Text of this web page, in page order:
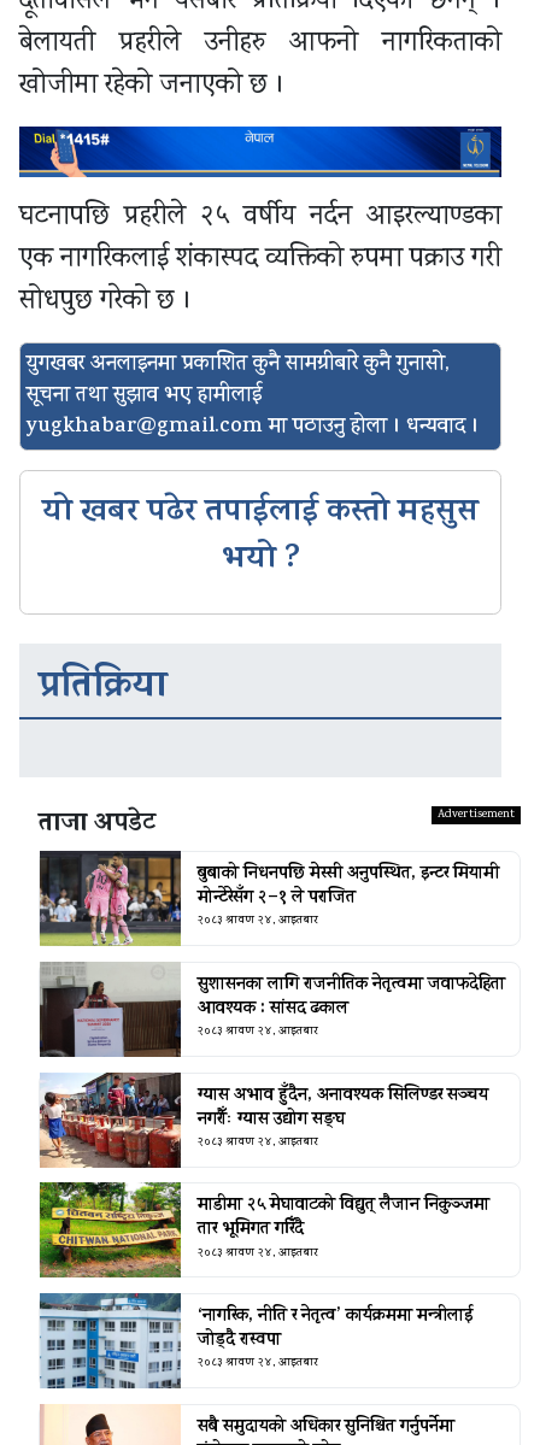
बेलायती प्रहरीले उनीहरु आफनो नागरिकताको
खोजीमा रहेको जनाएको छ ।
घटनापछि प्रहरीले २५ वर्षीय नर्दन आइरल्याण्डका
एक नागरिकलाई शंकास्पद व्यक्तिको रुपमा पक्राउ गरी
सोधपुछ गरेको छ ।
युगखबर अनलाइनमा प्रकाशित कुनै सामग्रीबारे कुनै गुनासो,
सूचना तथा सुझाव भए हामीलाई
yugkhabar@gmail.comमा पठाउनु होला । धन्यवाद ।
यो खबर पढेर तपाईलाई कस्तो महसुस
भयो ?
प्रतिक्रिया
ताजा अपडेट
बुबाको निधनपछि मेस्सी अनुपस्थित, इन्टर मियामी
मोन्टेरेसँग २–१ ले पराजित
२०८३ श्रावण २४, आइतबार
सुशासनका लागि राजनीतिक नेतृत्वमा जवाफदेहिता
आवश्यक : सांसद ढकाल
२०८३ श्रावण २४, आइतबार
ग्यास अभाव हुँदैन, अनावश्यक सिलिण्डर सञ्चय
नगरौँः ग्यास उद्योग सङ्घ
२०८३ श्रावण २४, आइतबार
माडीमा २५ मेघावाटको विद्युत् लैजान निकुञ्जमा
तार भूमिगत गरिँदै
२०८३ श्रावण २४, आइतबार
‘नागरिक, नीति र नेतृत्व’ कार्यक्रममा मन्त्रीलाई
जोड्दै रास्वपा
२०८३ श्रावण २४, आइतबार
सबै समुदायको अधिकार सुनिश्चित गर्नुपर्नेमा